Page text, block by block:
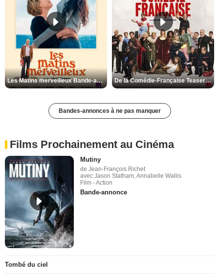
Les Matins merveilleux Bande-annonce VF De la Comédie-Française Teaser VF
Bandes-annonces à ne pas manquer
Films Prochainement au Cinéma
Mutiny
de Jean-François Richet
avec Jason Statham, Annabelle Wallis
Film - Action
Bande-annonce
Tombé du ciel